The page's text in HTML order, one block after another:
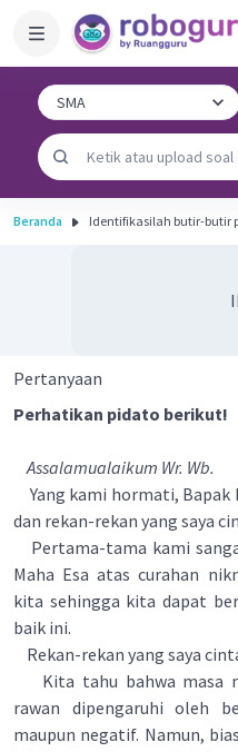
Beranda Identifikasilah butir-butir
Pertanyaan
Perhatikan pidato berikut!
Assalamualaikum Wr. Wb.
Yang kami hormati, Bapak
dan rekan-rekan yang saya
Pertama-tama kami
Maha Esa atas curahan
kita sehingga kita dapat
baik ini.
Rekan-rekan yang saya
Kita tahu bahwa masa
rawan dipengaruhi oleh
maupun negatif. Namun,